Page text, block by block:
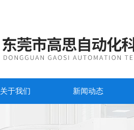
关于我们 新闻动态